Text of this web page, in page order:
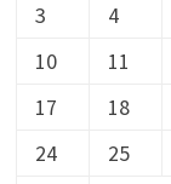
3
4
10
11
17
18
24
25